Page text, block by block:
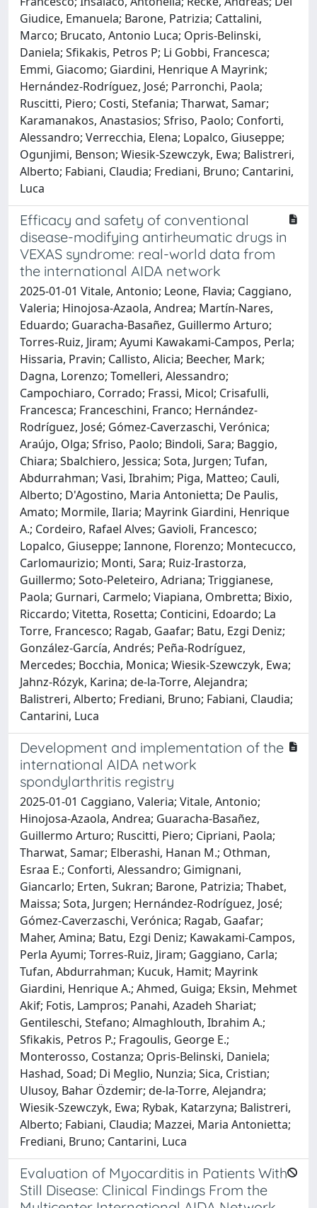
Giudice, Emanuela; Barone, Patrizia; Cattalini,
Marco; Brucato, Antonio Luca; Opris-Belinski,
Daniela; Sfikakis, Petros P; Li Gobbi, Francesca;
Emmi, Giacomo; Giardini, Henrique A Mayrink;
Hernández-Rodríguez, José; Parronchi, Paola;
Ruscitti, Piero; Costi, Stefania; Tharwat, Samar;
Karamanakos, Anastasios; Sfriso, Paolo; Conforti,
Alessandro; Verrecchia, Elena; Lopalco, Giuseppe;
Ogunjimi, Benson; Wiesik-Szewczyk, Ewa; Balistreri,
Alberto; Fabiani, Claudia; Frediani, Bruno; Cantarini,
Luca
Efficacy and safety of conventional
disease-modifying antirheumatic drugs in
VEXAS syndrome: real-world data from
the international AIDA network
2025-01-01 Vitale, Antonio; Leone, Flavia; Caggiano,
Valeria; Hinojosa-Azaola, Andrea; Martín-Nares,
Eduardo; Guaracha-Basañez, Guillermo Arturo;
Torres-Ruiz, Jiram; Ayumi Kawakami-Campos, Perla;
Hissaria, Pravin; Callisto, Alicia; Beecher, Mark;
Dagna, Lorenzo; Tomelleri, Alessandro;
Campochiaro, Corrado; Frassi, Micol; Crisafulli,
Francesca; Franceschini, Franco; Hernández-
Rodríguez, José; Gómez-Caverzaschi, Verónica;
Araújo, Olga; Sfriso, Paolo; Bindoli, Sara; Baggio,
Chiara; Sbalchiero, Jessica; Sota, Jurgen; Tufan,
Abdurrahman; Vasi, Ibrahim; Piga, Matteo; Cauli,
Alberto; D'Agostino, Maria Antonietta; De Paulis,
Amato; Mormile, Ilaria; Mayrink Giardini, Henrique
A.; Cordeiro, Rafael Alves; Gavioli, Francesco;
Lopalco, Giuseppe; Iannone, Florenzo; Montecucco,
Carlomaurizio; Monti, Sara; Ruiz-Irastorza,
Guillermo; Soto-Peleteiro, Adriana; Triggianese,
Paola; Gurnari, Carmelo; Viapiana, Ombretta; Bixio,
Riccardo; Vitetta, Rosetta; Conticini, Edoardo; La
Torre, Francesco; Ragab, Gaafar; Batu, Ezgi Deniz;
González-García, Andrés; Peña-Rodríguez,
Mercedes; Bocchia, Monica; Wiesik-Szewczyk, Ewa;
Jahnz-Rózyk, Karina; de-la-Torre, Alejandra;
Balistreri, Alberto; Frediani, Bruno; Fabiani, Claudia;
Cantarini, Luca
Development and implementation of the
international AIDA network
spondylarthritis registry
2025-01-01 Caggiano, Valeria; Vitale, Antonio;
Hinojosa-Azaola, Andrea; Guaracha-Basañez,
Guillermo Arturo; Ruscitti, Piero; Cipriani, Paola;
Tharwat, Samar; Elberashi, Hanan M.; Othman,
Esraa E.; Conforti, Alessandro; Gimignani,
Giancarlo; Erten, Sukran; Barone, Patrizia; Thabet,
Maissa; Sota, Jurgen; Hernández-Rodríguez, José;
Gómez-Caverzaschi, Verónica; Ragab, Gaafar;
Maher, Amina; Batu, Ezgi Deniz; Kawakami-Campos,
Perla Ayumi; Torres-Ruiz, Jiram; Gaggiano, Carla;
Tufan, Abdurrahman; Kucuk, Hamit; Mayrink
Giardini, Henrique A.; Ahmed, Guiga; Eksin, Mehmet
Akif; Fotis, Lampros; Panahi, Azadeh Shariat;
Gentileschi, Stefano; Almaghlouth, Ibrahim A.;
Sfikakis, Petros P.; Fragoulis, George E.;
Monterosso, Costanza; Opris-Belinski, Daniela;
Hashad, Soad; Di Meglio, Nunzia; Sica, Cristian;
Ulusoy, Bahar Özdemir; de-la-Torre, Alejandra;
Wiesik-Szewczyk, Ewa; Rybak, Katarzyna; Balistreri,
Alberto; Fabiani, Claudia; Mazzei, Maria Antonietta;
Frediani, Bruno; Cantarini, Luca
Evaluation of Myocarditis in Patients With
Still Disease: Clinical Findings From the